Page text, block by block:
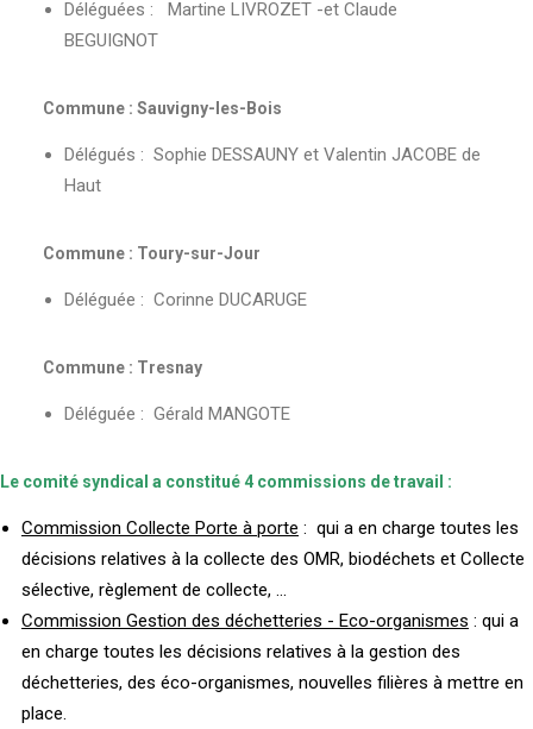
Déléguées : Martine LIVROZET -et Claude
BEGUIGNOT
Commune : Sauvigny-les-Bois
Délégués : Sophie DESSAUNY et Valentin JACOBE de
Haut
Commune : Toury-sur-Jour
Déléguée : Corinne DUCARUGE
Commune : Tresnay
Déléguée : Gérald MANGOTE
Le comité syndical a constitué 4 commissions de travail :
Commission Collecte Porte à porte : qui a en charge toutes les
décisions relatives à la collecte des OMR, biodéchets et Collecte
sélective, règlement de collecte, ...
Commission Gestion des déchetteries - Eco-organismes : qui a
en charge toutes les décisions relatives à la gestion des
déchetteries, des éco-organismes, nouvelles filières à mettre en
place.